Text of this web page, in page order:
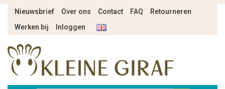
Nieuwsbrief Over ons Contact FAQ
Retourneren
Werken bij
Inloggen